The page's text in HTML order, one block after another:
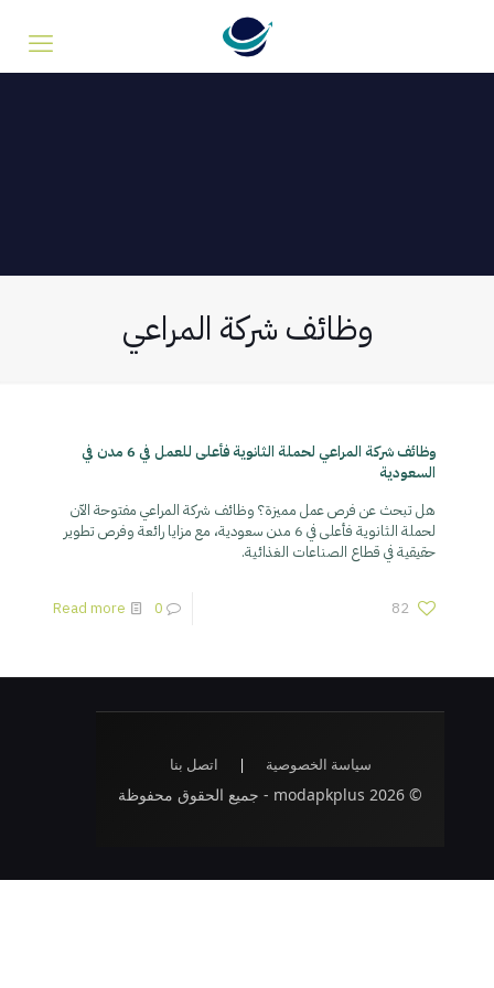
وظائف شركة المراعي
وظائف شركة المراعي لحملة الثانوية فأعلى للعمل في 6 مدن في
السعودية
هل تبحث عن فرص عمل مميزة؟ وظائف شركة المراعي مفتوحة الآن
لحملة الثانوية فأعلى في 6 مدن سعودية، مع مزايا رائعة وفرص تطوير
حقيقية في قطاع الصناعات الغذائية.
82
0
Read more
سياسة الخصوصية | اتصل بنا
© 2026 modapkplus - جميع الحقوق محفوظة